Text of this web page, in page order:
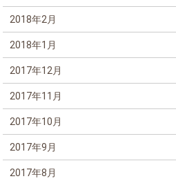
2018年2月
2018年1月
2017年12月
2017年11月
2017年10月
2017年9月
2017年8月